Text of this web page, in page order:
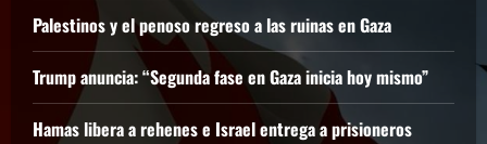
Palestinos y el penoso regreso a las ruinas en Gaza
Trump anuncia: “Segunda fase en Gaza inicia hoy mismo”
Hamas libera a rehenes e Israel entrega a prisioneros